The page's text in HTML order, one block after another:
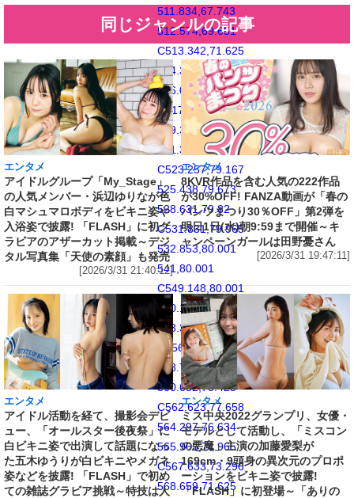
511.834,67.743
512.574,69.651
C513.342,71.625
514.368,73.296
516.035,74.965
C517.703,76.634
519.376,77.658
521.349,78.425
C523.257,79.167
525.438,79.673
528.631,79.82
C531.831,79.965
532.853,80.001
541,80.001
C549.148,80.001
550.169,79.965
553.369,79.82
C556.562,79.673
558.743,79.167
560.652,78.425
C562.623,77.658
564.297,76.634
565.965,74.965
C567.633,73.296
568.659,71.625
同じジャンルの記事
エンタメ
アイドルグループ「My_Stage」
の人気メンバー・浜辺ゆりなが色
白マシュマロボディをビキニ姿や
入浴姿で披露! 「FLASH」に初グ
ラビアのアザーカット掲載～デジ
タル写真集「天使の素顔」も発売
[2026/3/31 21:40:12]
エンタメ
8KVR作品を含む人気の222作品
が30%OFF! FANZA動画が「春の
パンツまつり30％OFF」第2弾を
明日1日(水)朝9:59まで開催～キ
ャンペーンガールは田野憂さん
[2026/3/31 19:47:11]
エンタメ
アイドル活動を経て、撮影会デビ
ュー、「オールスター後夜祭」に
白ビキニ姿で出演して話題になっ
た五木ゆうりが白ビキニやメガネ
姿などを披露! 「FLASH」で初め
ての雑誌グラビア挑戦～特技は人
エンタメ
ミス中央2022グランプリ、女優・
モデルとして活動し、「ミスコン
の悪魔」主演の加藤愛梨が
169cm・9頭身の異次元のプロポ
ーションをビキニ姿で披露!
「FLASH」に初登場～「ありの